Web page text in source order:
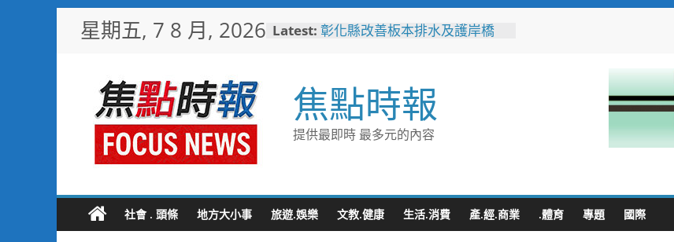
星期五, 7 8 月, 2026 Latest: 彰化縣改善板本排水及護岸橋
少子化時代的地方解方！彰化市
未婚聯誼6年促成10對佳偶
彰化縣長參選人魏平政率議員團
隊攜手造勢 盼翻轉彰化打造新
焦點時報
提供最即時 最多元的內容
社會 . 頭條 地方大小事 旅遊.娛樂 文教.健康 生活.消費 產.經.商業 .體育 專題 國際